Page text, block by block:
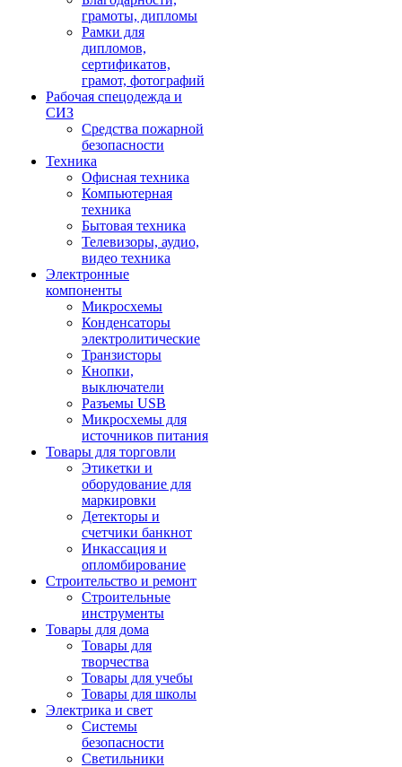
грамоты, дипломы
Рамки для
дипломов,
сертификатов,
грамот, фотографий
Рабочая спецодежда и
СИЗ
Средства пожарной
безопасности
Техника
Офисная техника
Компьютерная
техника
Бытовая техника
Телевизоры, аудио,
видео техника
Электронные
компоненты
Микросхемы
Конденсаторы
электролитические
Транзисторы
Кнопки,
выключатели
Разъемы USB
Микросхемы для
источников питания
Товары для торговли
Этикетки и
оборудование для
маркировки
Детекторы и
счетчики банкнот
Инкассация и
опломбирование
Строительство и ремонт
Строительные
инструменты
Товары для дома
Товары для
творчества
Товары для учебы
Товары для школы
Электрика и свет
Системы
безопасности
Светильники